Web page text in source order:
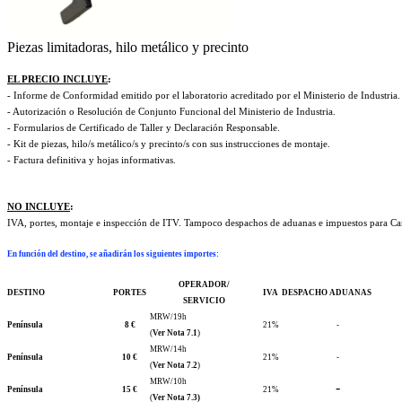
Piezas limitadoras, hilo metálico y precinto
EL PRECIO INCLUYE:
- Informe de Conformidad emitido por el laboratorio acreditado por el Ministerio de Industria.
- Autorización o Resolución de Conjunto Funcional del Ministerio de Industria.
- Formularios de Certificado de Taller y Declaración Responsable.
- Kit de piezas, hilo/s metálico/s y precinto/s con sus instrucciones de montaje.
- Factura definitiva y hojas informativas.
NO INCLUYE:
IVA, portes, montaje e inspección de ITV. Tampoco despachos de aduanas e impuestos para
En función del destino, se añadirán los siguientes importes:
DESTINO PORTES
OPERADOR/
SERVICIO
IVA DESPACHO ADUANAS
Península 8 €
MRW/19h
(Ver Nota 7.1)
21% -
Península 10 €
MRW/14h
(Ver Nota 7.2)
21% -
Península 15 €
MRW/10h
(Ver Nota 7.3)
21% -